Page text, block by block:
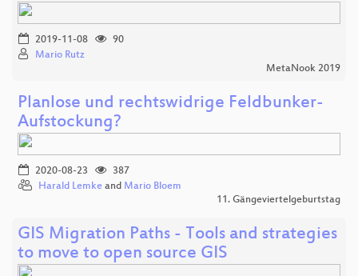
2019-11-08
90
Mario Rutz
MetaNook 2019
Planlose und rechtswidrige Feldbunker-
Aufstockung?
2020-08-23
387
Harald Lemke and Mario Bloem
11. Gängeviertelgeburtstag
GIS Migration Paths - Tools and strategies
to move to open source GIS